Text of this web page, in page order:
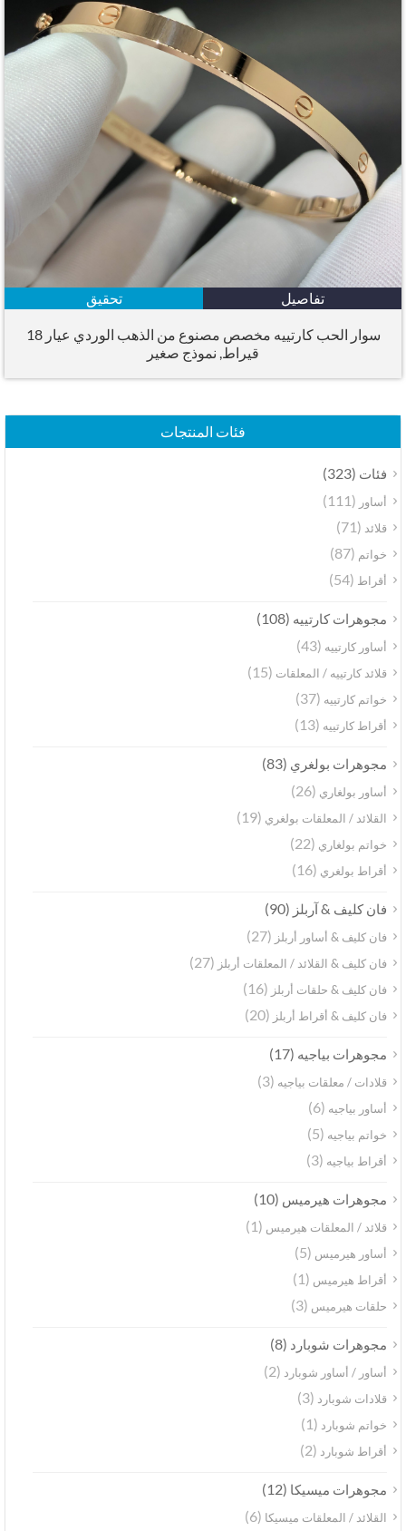
تفاصيل تحقيق
سوار الحب كارتييه مخصص مصنوع من الذهب الوردي عيار 18
قيراط, نموذج صغير
فئات المنتجات
فئات(323)
أساور(111)
قلائد(71)
خواتم(87)
أقراط (54)
مجوهرات كارتييه(108)
أساور كارتييه(43)
قلائد كارتييه / المعلقات(15)
خواتم كارتييه(37)
أقراط كارتييه(13)
مجوهرات بولغري(83)
أساور بولغاري(26)
القلائد / المعلقات بولغري(19)
خواتم بولغاري(22)
أقراط بولغري(16)
فان كليف & آربلز (90)
فان كليف & أساور أربلز (27)
فان كليف & القلائد / المعلقات أربلز (27)
فان كليف & حلقات أربلز (16)
فان كليف & أقراط أربلز (20)
مجوهرات بياجيه(17)
قلادات / معلقات بياجيه(3)
أساور بياجيه(6)
خواتم بياجيه(5)
أقراط بياجيه(3)
مجوهرات هيرميس(10)
قلائد / المعلقات هيرميس(1)
أساور هيرميس(5)
أقراط هيرميس(1)
حلقات هيرميس(3)
مجوهرات شوبارد(8)
أساور / أساور شوبارد(2)
قلادات شوبارد(3)
خواتم شوبارد(1)
أقراط شوبارد(2)
مجوهرات ميسيكا(12)
القلائد / المعلقات ميسيكا(6)